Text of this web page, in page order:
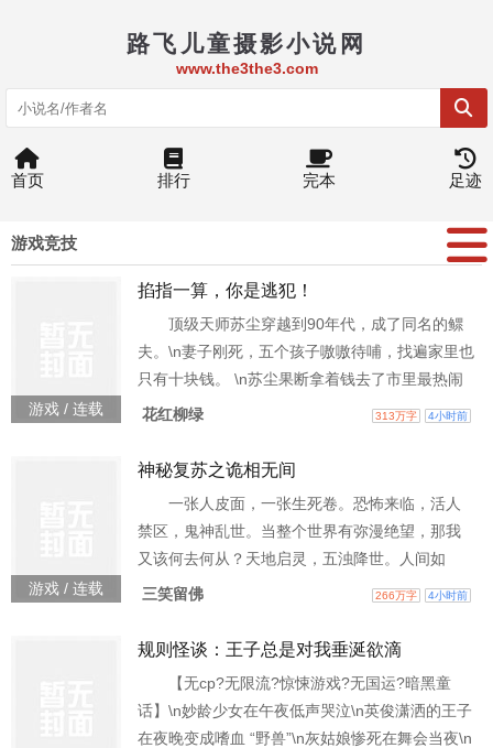
路飞儿童摄影小说网
www.the3the3.com
首页 排行 完本 足迹
游戏竞技
游戏 / 连载
掐指一算，你是逃犯！
顶级天师苏尘穿越到90年代，成了同名的鳏
夫。\n妻子刚死，五个孩子嗷嗷待哺，找遍家里也
只有十块钱。 \n苏尘果断拿着钱去了市里最热闹
的街，找了报纸写上：算命，备注：不准不要
里哦。”\n一天后，翠城城郊一民屋灶台挖出死尸
抽。”\n半小时后，街市口发生枪战，警车带走了
穷凶极恶的毒贩。 \n “叔，你儿子
花红柳绿 313万字 4小时前
游戏 / 连载
神秘复苏之诡相无间
一张人皮面，一张生死卷。恐怖来临，活人
禁区，鬼神乱世。当整个世界有弥漫绝望，那我
又该何去何从？天地启灵，五浊降世。人间如
狱，鬼相无间。ps：（本作品为神秘复苏同人
统，生死一线，搏命鬼神。）ps：（断更鬼已复
就是镇压断更鬼的灵异物品，望各位把它封
死。）书友群：1017912424
三笑留佛 266万字 4小时前
规则怪谈：王子总是对我垂涎欲滴
【无cp?无限流?惊悚游戏?无国运?暗黑童
话】\n妙龄少女在午夜低声哭泣\n英俊潇洒的王子
在夜晚变成嗜血 “野兽”\n灰姑娘惨死在舞会当夜\n